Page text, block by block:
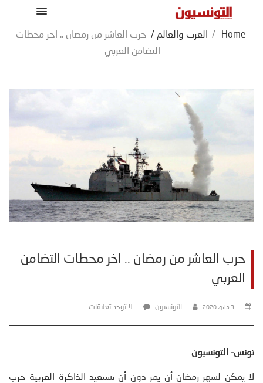
Home
/ العرب والعالم / حرب العاشر من رمضان .. اخر محطات
التضامن العربي
حرب العاشر من رمضان .. اخر محطات التضامن
العربي
3 مايو، 2020 التونسيون لا توجد تعليقات
تونس- التونسيون
لا يمكن لشهر رمضان أن يمر دون أن تستعيد الذاكرة العربية حرب